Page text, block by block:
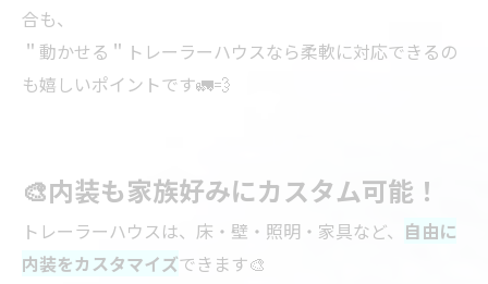
合も、
＂動かせる＂トレーラーハウスなら柔軟に対応できるの
も嬉しいポイントです🚛💨
🎨内装も家族好みにカスタム可能！
トレーラーハウスは、床・壁・照明・家具など、 自由に
内装をカスタマイズできます🎨